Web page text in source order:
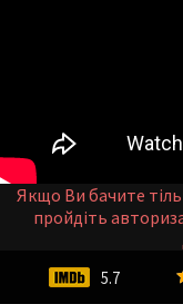
5.7
Якщо Ви бачите
пройдіть